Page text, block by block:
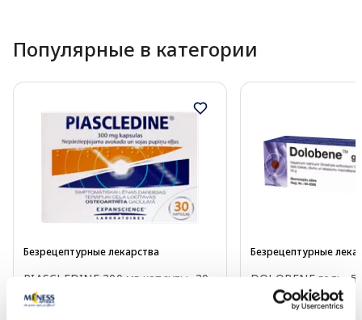
Популярные в категории
Безрецептурные лекарства
PIASCLEDINE 300 мг капсулы, 30
шт.
Безрецептурные
DOLOBENE гель,